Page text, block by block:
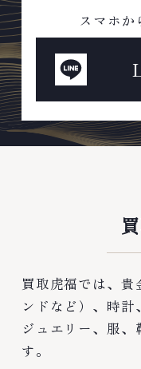
スマホか
買取虎福では、
ンドなど）、時計
ジュエリー、服、
す。